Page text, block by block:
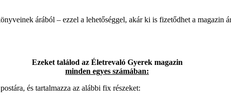
árából – ezzel a lehetőséggel, akár ki is fizetődhet a magazin
Ezeket találod az Életrevaló Gyerek magazin
minden egyes számában:
és tartalmazza az alábbi fix részeket: